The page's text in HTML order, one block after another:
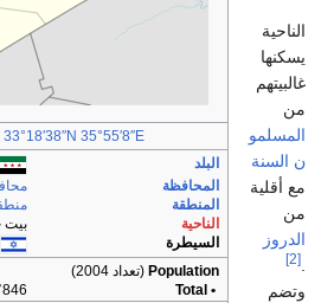
33°18′38″N 35°55′8″E
البلد
المحافظة
المنطقة
الناحية
السيطرة
Population (تعداد 2004)
• Total
الناحية
يسكنها
غالبيتهم
من
المسلمو
ن السنة
مع أقلية
من
الدروز
[2]
وتضم